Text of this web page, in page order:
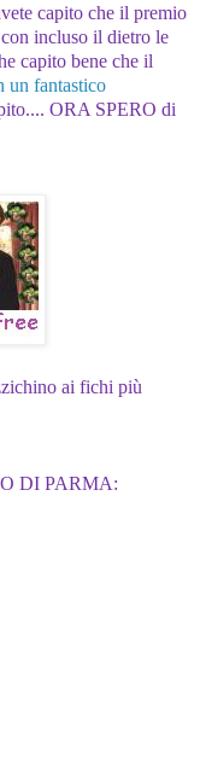
capito che il premio
incluso il dietro le
capito bene che il
un fantastico
ORA SPERO di
ai fichi più
DI PARMA: